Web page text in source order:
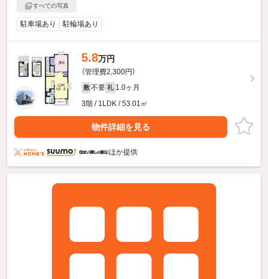
すべての写真
駐車場あり 駐輪場あり
5.8万円
（管理費2,300円）
敷 不要 礼 1.0ヶ月
3階 / 1LDK / 53.01㎡
物件詳細を見る
ほか提供